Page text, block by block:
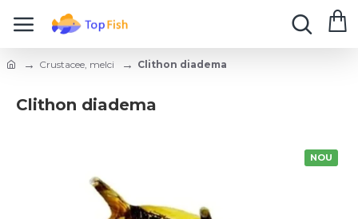
Crustacee, melci Сlithon diadema
Сlithon diadema
NOU